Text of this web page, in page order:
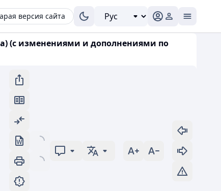
версия сайта
(с изменениями и дополнениями по